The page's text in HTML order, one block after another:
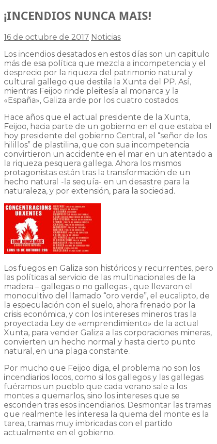
¡INCENDIOS NUNCA MAIS!
16 de octubre de 2017 Noticias
Los incendios desatados en estos días son un capitulo
más de esa política que mezcla a incompetencia y el
desprecio por la riqueza del patrimonio natural y
cultural gallego que destila la Xunta del PP. Así,
mientras Feijoo rinde pleitesía al monarca y la
«España», Galiza arde por los cuatro costados.
Hace años que el actual presidente de la Xunta,
Feijoo, hacia parte de un gobierno en el que estaba el
hoy presidente del gobierno Central, el “señor de los
hilillos” de plastilina, que con sua incompetencia
convirtieron un accidente en el mar en un atentado a
la riqueza pesquera gallega. Ahora los mismos
protagonistas están tras la transformación de un
hecho natural -la sequía- en un desastre para la
naturaleza, y por extensión, para la sociedad.
Los fuegos en Galiza son históricos y recurrentes, pero
las políticas al servicio de las multinacionales de la
madera – gallegas o no gallegas-, que llevaron el
monocultivo del llamado “oro verde”, el eucalipto, de
la especulación con el suelo, ahora frenado por la
crisis económica, y con los intereses mineros tras la
proyectada Ley de «emprendimiento» de la actual
Xunta, para vender Galiza a las corporaciones mineras,
convierten un hecho normal y hasta cierto punto
natural, en una plaga constante.
Por mucho que Feijoo diga, el problema no son los
incendiarios locos, como si los gallegos y las gallegas
fuéramos un pueblo que cada verano sale a los
montes a quemarlos, sino los intereses que se
esconden tras esos incendiarios. Desmontar las tramas
que realmente les interesa la quema del monte es la
tarea, tramas muy imbricadas con el partido
actualmente en el gobierno.